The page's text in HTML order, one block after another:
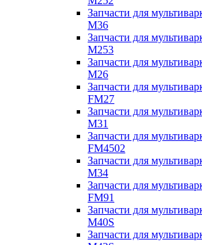
Запчасти для
M36
Запчасти для
M253
Запчасти для
M26
Запчасти для
FM27
Запчасти для
M31
Запчасти для
FM4502
Запчасти для
M34
Запчасти для
FM91
Запчасти для
M40S
Запчасти для